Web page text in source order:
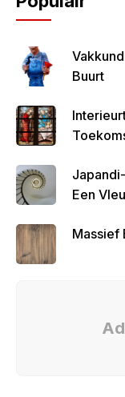
Buurt
Een
Massief